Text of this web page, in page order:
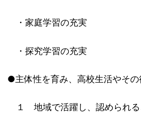
・家庭学習の充実
・探究学習の充実
●主体性を育み、高校生活やその
１ 地域で活躍し、認められるこ